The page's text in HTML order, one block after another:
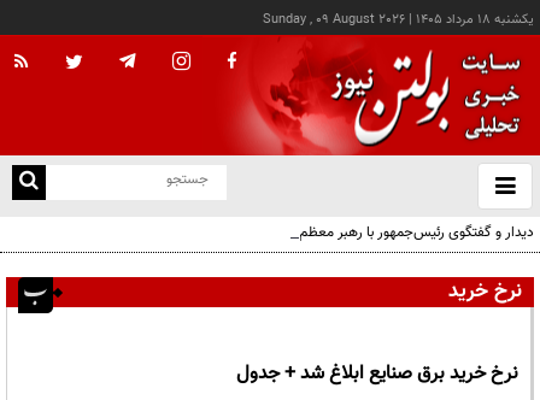
يکشنبه ۱۸ مرداد ۱۴۰۵ |
Sunday , 09 August 2026
باز
و
دیدار و گفتگوی رئیس‌جمهور با رهبر معظم انقلاب درباره مسائل اقتصادی و نظامی کشور
نرخ خرید
نرخ خرید برق صنایع ابلاغ شد + جدول